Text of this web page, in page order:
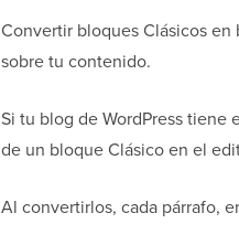
Convertir bloques Clásicos
sobre tu contenido.
Si tu blog de WordPress tiene
de un bloque Clásico en el
Al convertirlos, cada párrafo,